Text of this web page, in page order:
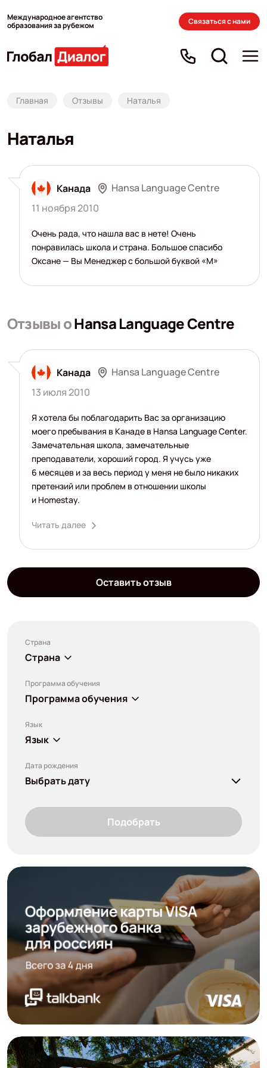
Международное агентство
образования за рубежом
Связаться с нами
Главная Отзывы Наталья
Наталья
Канада
Hansa Language Centre
11 ноября 2010
Очень рада, что нашла вас в нете! Очень
понравилась школа и страна. Большое спасибо
Оксане — Вы Менеджер с большой буквой «М»
Отзывы оHansa Language Centre
Канада
Hansa Language Centre
13 июля 2010
Я хотела бы поблагодарить Вас за организацию
моего пребывания в Канаде в Hansa Language Center.
Замечательная школа, замечательные
преподаватели, хороший город. Я учусь уже
6 месяцев и за весь период у меня не было никаких
претензий или проблем в отношении школы
и Homestay.
Читать далее
Оставить отзыв
Страна
Страна
Программа обучения
Программа обучения
Язык
Язык
Дата рождения
Выбрать дату
Подобрать